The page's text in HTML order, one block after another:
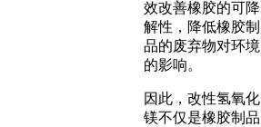
效改善橡胶的可降
解性，降低橡胶制
品的废弃物对环境
的影响。
因此，改性氢氧化
镁不仅是橡胶制品